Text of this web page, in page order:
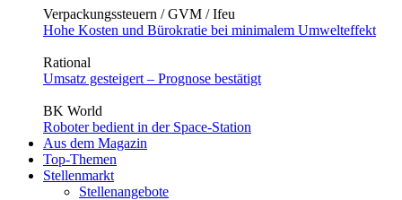
Verpackungssteuern / GVM / Ifeu
Hohe Kosten und Bürokratie bei minimalem Umwelteffekt
Rational
Umsatz gesteigert – Prognose bestätigt
BK World
Roboter bedient in der Space-Station
Aus dem Magazin
Top-Themen
Stellenmarkt
Stellenangebote